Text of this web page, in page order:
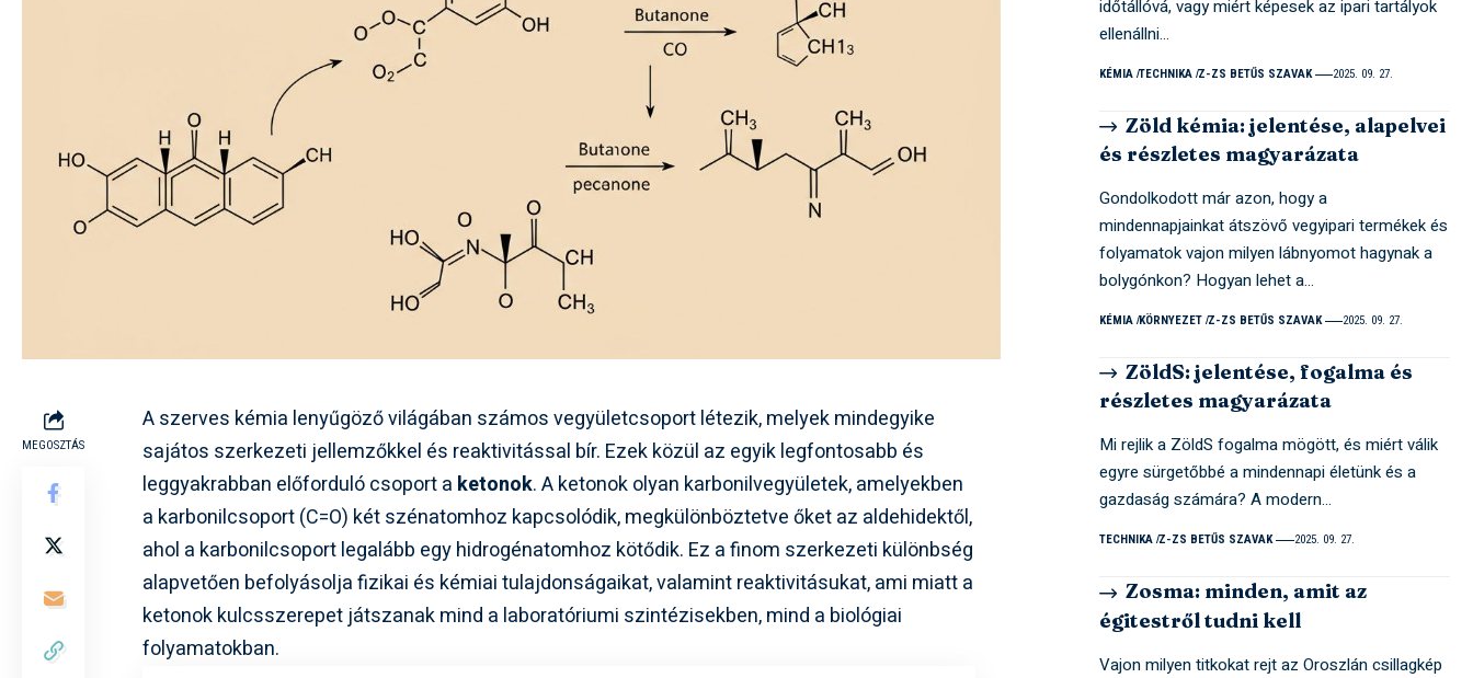
MEGOSZTÁS
A szerves kémia lenyűgöző világában számos vegyületcsoport létezik, melyek mindegyike
sajátos szerkezeti jellemzőkkel és reaktivitással bír. Ezek közül az egyik legfontosabb és
leggyakrabban előforduló csoport a ketonok. A ketonok olyan karbonilvegyületek, amelyekben
a karbonilcsoport (C=O) két szénatomhoz kapcsolódik, megkülönböztetve őket az aldehidektől,
ahol a karbonilcsoport legalább egy hidrogénatomhoz kötődik. Ez a finom szerkezeti különbség
alapvetően befolyásolja fizikai és kémiai tulajdonságaikat, valamint reaktivitásukat, ami miatt a
ketonok kulcsszerepet játszanak mind a laboratóriumi szintézisekben, mind a biológiai
folyamatokban.
időtállóvá, vagy miért képesek az ipari tartályok
ellenállni…
KÉMIA TECHNIKA Z-ZS BETŰS SZAVAK 2025. 09. 27.
Zöld kémia: jelentése, alapelvei
és részletes magyarázata
Gondolkodott már azon, hogy a
mindennapjainkat átszövő vegyipari termékek és
folyamatok vajon milyen lábnyomot hagynak a
bolygónkon? Hogyan lehet a…
KÉMIA KÖRNYEZET Z-ZS BETŰS SZAVAK 2025. 09. 27.
ZöldS: jelentése, fogalma és
részletes magyarázata
Mi rejlik a ZöldS fogalma mögött, és miért válik
egyre sürgetőbbé a mindennapi életünk és a
gazdaság számára? A modern…
TECHNIKA Z-ZS BETŰS SZAVAK 2025. 09. 27.
Zosma: minden, amit az
égitestről tudni kell
Vajon milyen titkokat rejt az Oroszlán csillagkép